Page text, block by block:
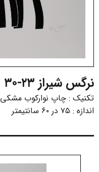
نرگس شیراز ۲۳-۳۰
تکنیک : چاپ نوارکوب مشکی
اندازه : ۷۵ در ۶۰ سانتیمتر